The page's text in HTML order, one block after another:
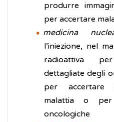
produrre
per accertare
medicina
l’iniezione, nel
radioattiva
dettagliate degli
per accertare
malattia o per
oncologiche